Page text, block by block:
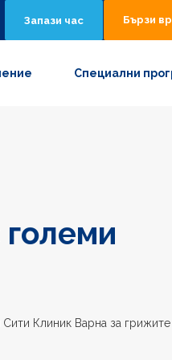
Запази час Бързи
Специални
Клиник Варна за грижите